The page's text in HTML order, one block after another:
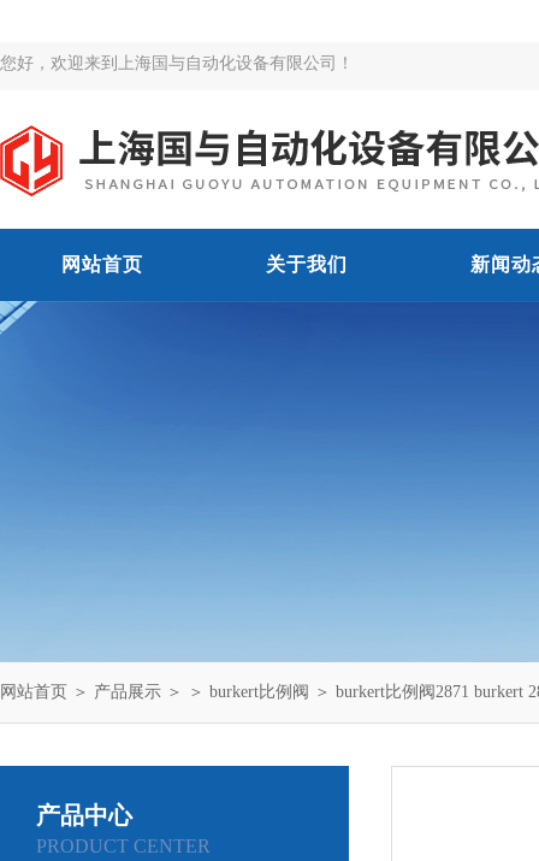
您好，欢迎来到上海国与自动化设备有限公司！
网站首页 关于我们 新闻动
网站首页 ＞ 产品展示 ＞ ＞ burkert比例阀 ＞ burkert比例阀2871 burkert
产品中心
PRODUCT CENTER